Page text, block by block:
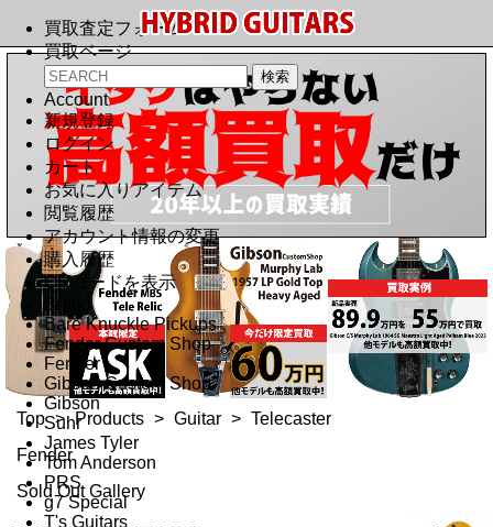
買取査定フォーム
買取ページ
Account
新規登録
ログイン
カート
お気に入りアイテム
閲覧履歴
アカウント情報の変更
購入履歴
QRコードを表示
Brand
Bare Knuckle Pickups
Fender Custom Shop
Fender
Gibson Custom Shop
Gibson
Suhr
James Tyler
Tom Anderson
PRS
g7 Special
T's Guitars
Top > Products > Guitar > Telecaster
Fender
Sold Out Gallery